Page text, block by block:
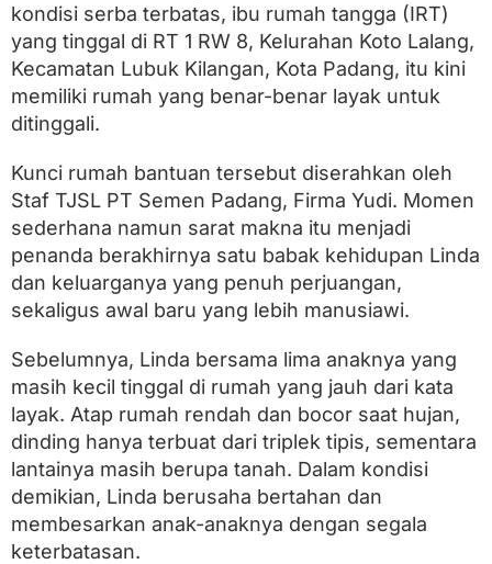
H
u
n
a
k
o
h
e
r
k
a
P
T
S
e
m
n
P
a
d
kondisi serba terbatas, ibu rumah tangga (IRT)
yang tinggal di RT 1 RW 8, Kelurahan Koto Lalang,
Kecamatan Lubuk Kilangan, Kota Padang, itu kini
memiliki rumah yang benar-benar layak untuk
ditinggali.
Kunci rumah bantuan tersebut diserahkan oleh
Staf TJSL PT Semen Padang, Firma Yudi. Momen
sederhana namun sarat makna itu menjadi
penanda berakhirnya satu babak kehidupan Linda
dan keluarganya yang penuh perjuangan,
sekaligus awal baru yang lebih manusiawi.
Sebelumnya, Linda bersama lima anaknya yang
masih kecil tinggal di rumah yang jauh dari kata
layak. Atap rumah rendah dan bocor saat hujan,
dinding hanya terbuat dari triplek tipis, sementara
lantainya masih berupa tanah. Dalam kondisi
demikian, Linda berusaha bertahan dan
membesarkan anak-anaknya dengan segala
keterbatasan.